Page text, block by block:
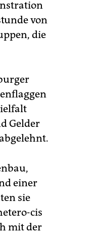
von
die
Gelder
einer
sie
cis
mit der